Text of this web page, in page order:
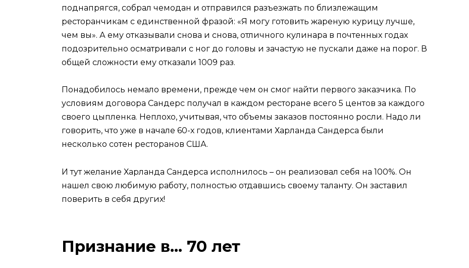
поднапрягся, собрал чемодан и отправился разъезжать по близлежащим
ресторанчикам с единственной фразой: «Я могу готовить жареную курицу лучше,
чем вы». А ему отказывали снова и снова, отличного кулинара в почтенных годах
подозрительно осматривали с ног до головы и зачастую не пускали даже на порог. В
общей сложности ему отказали 1009 раз.
Понадобилось немало времени, прежде чем он смог найти первого заказчика. По
условиям договора Сандерс получал в каждом ресторане всего 5 центов за каждого
своего цыпленка. Неплохо, учитывая, что объемы заказов постоянно росли. Надо ли
говорить, что уже в начале 60-х годов, клиентами Харланда Сандерса были
несколько сотен ресторанов США.
И тут желание Харланда Сандерса исполнилось – он реализовал себя на 100%. Он
нашел свою любимую работу, полностью отдавшись своему таланту. Он заставил
поверить в себя других!
Признание в… 70 лет